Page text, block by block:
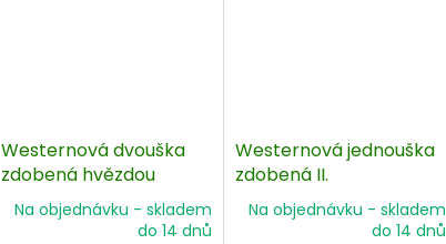
Westernová dvouška
zdobená hvězdou
Na objednávku - skladem
do 14 dnů
Westernová jednouška
zdobená II.
Na objednávku - skladem
do 14 dnů